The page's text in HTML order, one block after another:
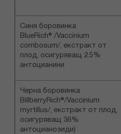
Синя боровинка
BlueRich® /Vaccinium
combosum/, екстракт от
плод, осигуряващ 2.5%
антоцианини
Черна боровинка
BillberryRich®/Vaccinium
myrtillus/, екстракт от плод,
осигуряващ 36%
антоцианозиди)